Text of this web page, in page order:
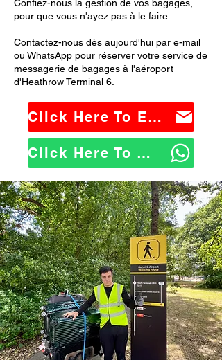
Confiez-nous la gestion de vos bagages,
pour que vous n'ayez pas à le faire.
Contactez-nous dès aujourd'hui par e-mail
ou WhatsApp pour réserver votre service de
messagerie de bagages à l'aéroport
d'Heathrow Terminal 6.
Click Here To Email Us
Click Here To WhatsApp Us